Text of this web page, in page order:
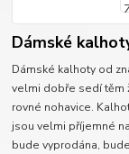
Dámské
Dámské kalhoty od
velmi dobře sedí těm
rovné nohavice.
jsou velmi příjemné
bude vyprodána,